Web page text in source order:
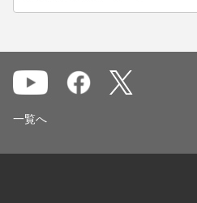
一覧へ